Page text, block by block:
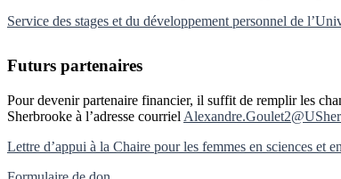
Service des stages et du développement personnel de
Futurs partenaires
Pour devenir partenaire financier, il suffit de remplir les
Sherbrooke à l’adresse courriel
Lettre d’appui à la Chaire pour les femmes en sciences et